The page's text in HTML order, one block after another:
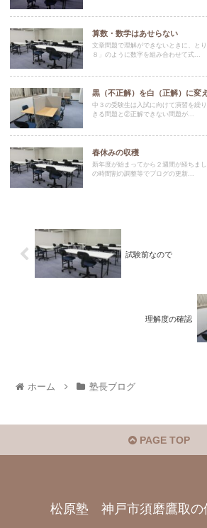
算数・数学はあせらない
文章問題で理解ができないときに、と
８」のように数字を組み合わせて式...
黒（不正解）を白（正解）に変
中３の受験生は入試に向けて演習を繰
きる問題と②正解できない問題が...
春休みの収穫
新年度が始まってから２週間が経ちま
の時間割の調整等でブログの更新...
試験前なので
理解度の確認
ホーム 塾長ブログ
PAGE TOP
松原塾 神戸市須磨鷹取の